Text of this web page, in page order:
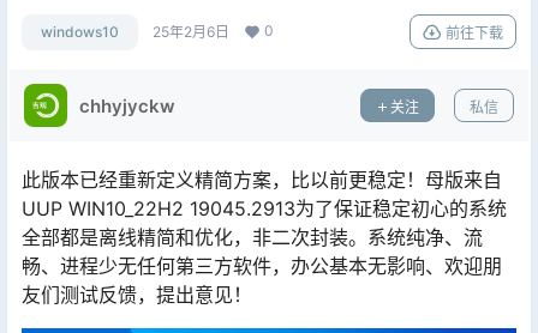
windows10 25年2月6日 0 前往下载
chhyjyckw 关注 私信
此版本已经重新定义精简方案，比以前更稳定！母版来自
UUP WIN10_22H2 19045.2913为了保证稳定初心的系统
全部都是离线精简和优化，非二次封装。系统纯净、流
畅、进程少无任何第三方软件，办公基本无影响、欢迎朋
友们测试反馈，提出意见！